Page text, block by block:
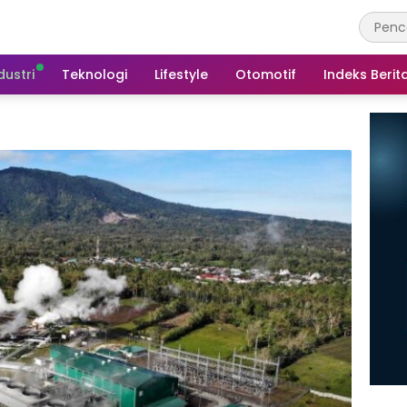
Teknologi Lifestyle Otomotif Indeks